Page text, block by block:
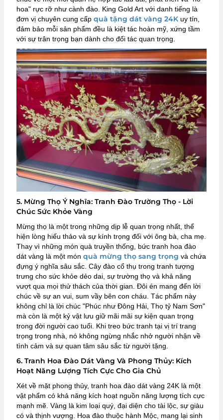
hoa" rực rỡ như cành đào. King Gold Art với danh tiếng là
đơn vị chuyên cung cấp quà tặng dát vàng 24K uy tín,
đảm bảo mỗi sản phẩm đều là kiệt tác hoàn mỹ, xứng tầm
với sự trân trọng bạn dành cho đối tác quan trọng.
5. Mừng Thọ Ý Nghĩa: Tranh Đào Trường Thọ - Lời
Chúc Sức Khỏe Vàng
Mừng thọ là một trong những dịp lễ quan trọng nhất, thể
hiện lòng hiếu thảo và sự kính trọng đối với ông bà, cha mẹ.
Thay vì những món quà truyền thống, bức tranh hoa đào
dát vàng là một món quà mừng thọ sang trọng và chứa
đựng ý nghĩa sâu sắc. Cây đào cổ thụ trong tranh tượng
trưng cho sức khỏe dẻo dai, sự trường thọ và khả năng
vượt qua mọi thử thách của thời gian. Đôi én mang đến lời
chúc về sự an vui, sum vầy bên con cháu. Tác phẩm này
không chỉ là lời chúc "Phúc như Đông Hải, Thọ tỷ Nam Sơn"
mà còn là một kỷ vật lưu giữ mãi mãi sự kiện quan trọng
trong đời người cao tuổi. Khi treo bức tranh tại vị trí trang
trọng trong nhà, nó không ngừng nhắc nhở người nhận về
tình cảm và sự quan tâm sâu sắc từ người tặng.
6. Tranh Hoa Đào Dát Vàng Và Phong Thủy: Kích
Hoạt Năng Lượng Tích Cực Cho Gia Chủ
Xét về mặt phong thủy, tranh hoa đào dát vàng 24K là một
vật phẩm có khả năng kích hoạt nguồn năng lượng tích cực
mạnh mẽ. Vàng là kim loại quý, đại diện cho tài lộc, sự giàu
có và thịnh vượng. Hoa đào thuộc hành Mộc, mang lại sinh